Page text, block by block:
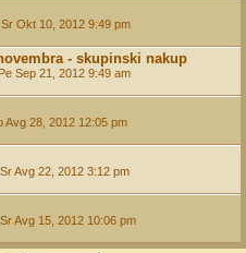
Sr Okt 10, 2012 9:49 pm
- skupinski nakup
Pe Sep 21, 2012 9:49 am
Avg 28, 2012 12:05 pm
Sr Avg 22, 2012 3:12 pm
Sr Avg 15, 2012 10:06 pm